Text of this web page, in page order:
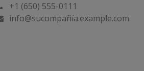
+1 (650) 555-0111
info@sucompañía.example.com